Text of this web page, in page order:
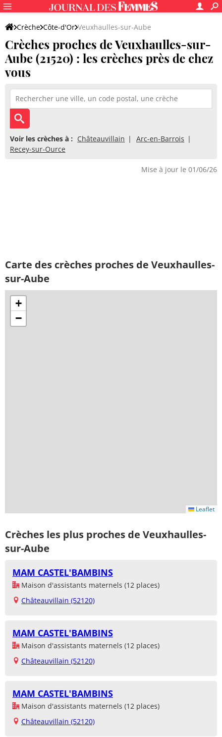
Crèche Côte-d'Or Veuxhaulles-sur-Aube
Crèches proches de Veuxhaulles-sur-
Aube (21520) : les crèches près de chez
vous
Voir les crèches à : Châteauvillain
Arc-en-Barrois
Recey-sur-Ource
Mise à jour le 01/06/26
Carte des crèches proches de Veuxhaulles-
sur-Aube
+
−
Leaflet
Crèches les plus proches de Veuxhaulles-
sur-Aube
MAM CASTEL'BAMBINS
Maison d'assistants maternels (12 places)
Châteauvillain (52120)
MAM CASTEL'BAMBINS
Maison d'assistants maternels (12 places)
Châteauvillain (52120)
MAM CASTEL'BAMBINS
Maison d'assistants maternels (12 places)
Châteauvillain (52120)